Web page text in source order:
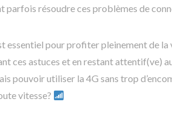
parfois résoudre ces problèmes de
essentiel pour profiter pleinement de la
ces astuces et en restant attentif(ve)
pouvoir utiliser la 4G sans trop
vitesse?